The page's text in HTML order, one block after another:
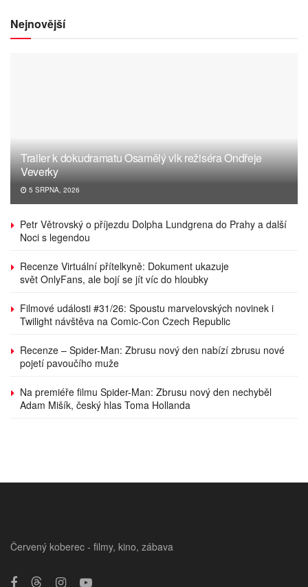
Nejnovější
Trailer k dokudramatu Osamělý vlk režiséra Ondřeje
Veverky
5 SRPNA, 2026
Petr Větrovský o příjezdu Dolpha Lundgrena do Prahy a další
Noci s legendou
Recenze Virtuální přítelkyně: Dokument ukazuje
svět OnlyFans, ale bojí se jít víc do hloubky
Filmové události #31/26: Spoustu marvelovských novinek i
Twilight návštěva na Comic-Con Czech Republic
Recenze – Spider-Man: Zbrusu nový den nabízí zbrusu nové
pojetí pavoučího muže
Na premiéře filmu Spider-Man: Zbrusu nový den nechyběl
Adam Mišík, český hlas Toma Hollanda
Červený koberec - filmy, kino, zábava